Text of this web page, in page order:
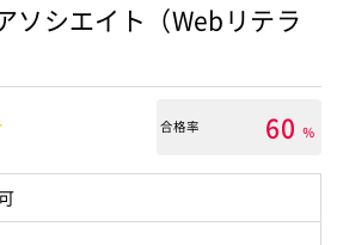
ソシエイト（Webリテラ
合格率 60 ％